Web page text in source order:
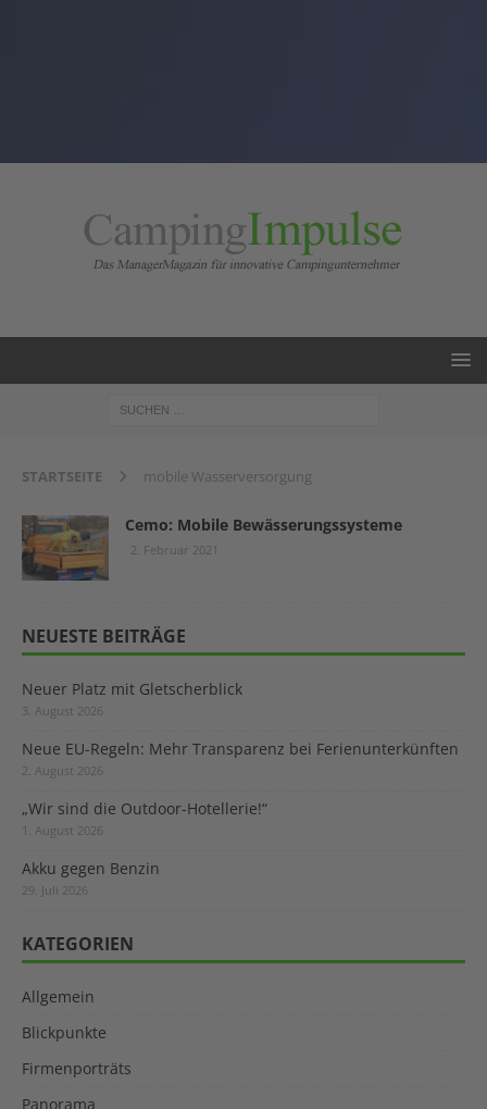
STARTSEITE mobile Wasserversorgung
Cemo: Mobile Bewässerungssysteme
2. Februar 2021
NEUESTE BEITRÄGE
Neuer Platz mit Gletscherblick
3. August 2026
Neue EU-Regeln: Mehr Transparenz bei Ferienunterkünften
2. August 2026
„Wir sind die Outdoor-Hotellerie!“
1. August 2026
Akku gegen Benzin
29. Juli 2026
KATEGORIEN
Allgemein
Blickpunkte
Firmenporträts
Panorama